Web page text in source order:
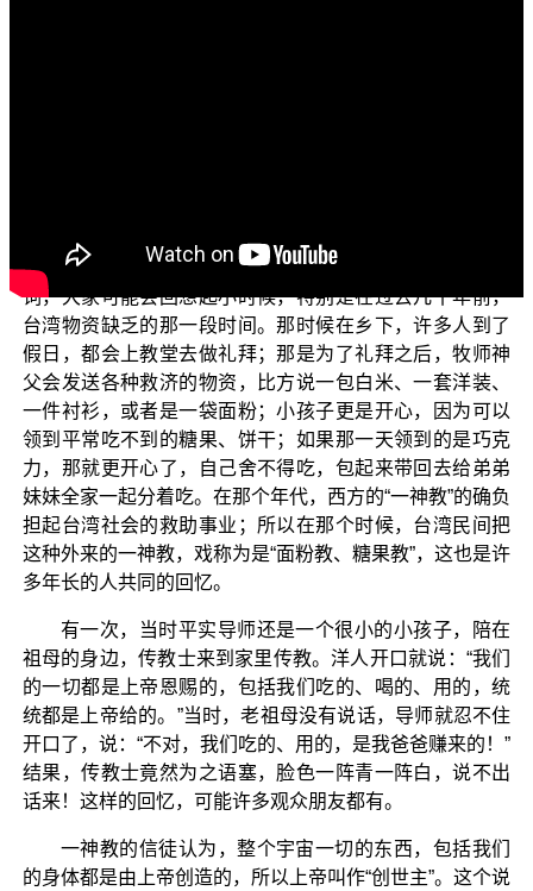
佛陀是创造这个世界的主人吗？听到创世主这个名
词，大家可能会回想起小时候，特别是在过去几十年前，
台湾物资缺乏的那一段时间。那时候在乡下，许多人到了
假日，都会上教堂去做礼拜；那是为了礼拜之后，牧师神
父会发送各种救济的物资，比方说一包白米、一套洋装、
一件衬衫，或者是一袋面粉；小孩子更是开心，因为可以
领到平常吃不到的糖果、饼干；如果那一天领到的是巧克
力，那就更开心了，自己舍不得吃，包起来带回去给弟弟
妹妹全家一起分着吃。在那个年代，西方的“一神教”的确负
担起台湾社会的救助事业；所以在那个时候，台湾民间把
这种外来的一神教，戏称为是“面粉教、糖果教”，这也是许
多年长的人共同的回忆。
有一次，当时平实导师还是一个很小的小孩子，陪在
祖母的身边，传教士来到家里传教。洋人开口就说：“我们
的一切都是上帝恩赐的，包括我们吃的、喝的、用的，统
统都是上帝给的。”当时，老祖母没有说话，导师就忍不住
开口了，说：“不对，我们吃的、用的，是我爸爸赚来的！”
结果，传教士竟然为之语塞，脸色一阵青一阵白，说不出
话来！这样的回忆，可能许多观众朋友都有。
一神教的信徒认为，整个宇宙一切的东西，包括我们
的身体都是由上帝创造的，所以上帝叫作“创世主”。这个说